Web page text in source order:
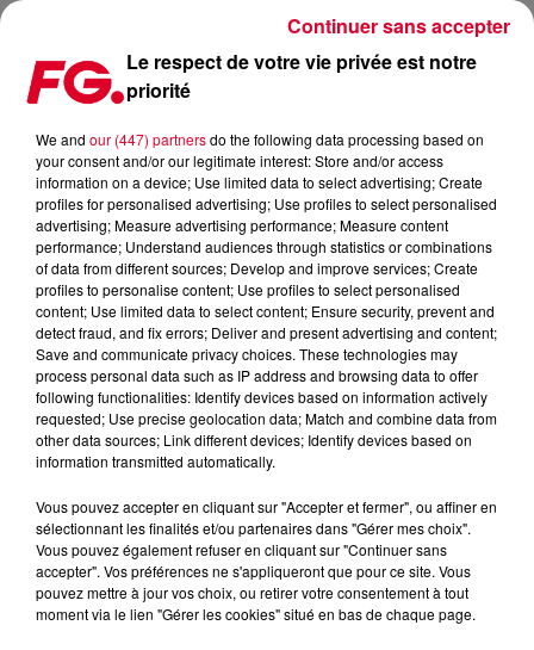
MINIMIX FG : STARTER FG
Le respect de votre vie privée est notre
priorité
We and our (447) partnersdo the following data processing based on
your consent and/or our legitimate interest: Store and/or access
information on a device; Use limited data to select advertising; Create
profiles for personalised advertising; Use profiles to select personalised
advertising; Measure advertising performance; Measure content
performance; Understand audiences through statistics or combinations
of data from different sources; Develop and improve services; Create
profiles to personalise content; Use profiles to select personalised
content; Use limited data to select content; Ensure security, prevent and
detect fraud, and fix errors; Deliver and present advertising and content;
Save and communicate privacy choices. These technologies may
process personal data such as IP address and browsing data to offer
following functionalities: Identify devices based on information actively
requested; Use precise geolocation data; Match and combine data from
other data sources; Link different devices; Identify devices based on
information transmitted automatically.
Vous pouvez accepter en cliquant sur "Accepter et fermer", ou affiner en
sélectionnant les finalités et/ou partenaires dans "Gérer mes choix".
Vous pouvez également refuser en cliquant sur "Continuer sans
accepter". Vos préférences ne s'appliqueront que pour ce site. Vous
pouvez mettre à jour vos choix, ou retirer votre consentement à tout
moment via le lien "Gérer les cookies" situé en bas de chaque page.
Continuer sans accepter